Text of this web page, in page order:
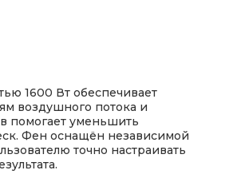
1600 Вт обеспечивает
воздушного потока и
помогает уменьшить
Фен оснащён независимой
точно настраивать